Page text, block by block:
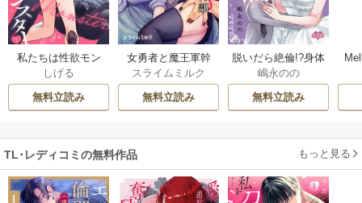
私たちは性欲モン
スター
しげる
無料立読み
女勇者と魔王軍幹
部【TL版】
スライムミルク
無料立読み
脱いだら絶倫!?身体
の相性で結ぶ契約
婚【単行本版】
嶋永のの
無料立読み
TL･レディコミの無料作品 もっと見る